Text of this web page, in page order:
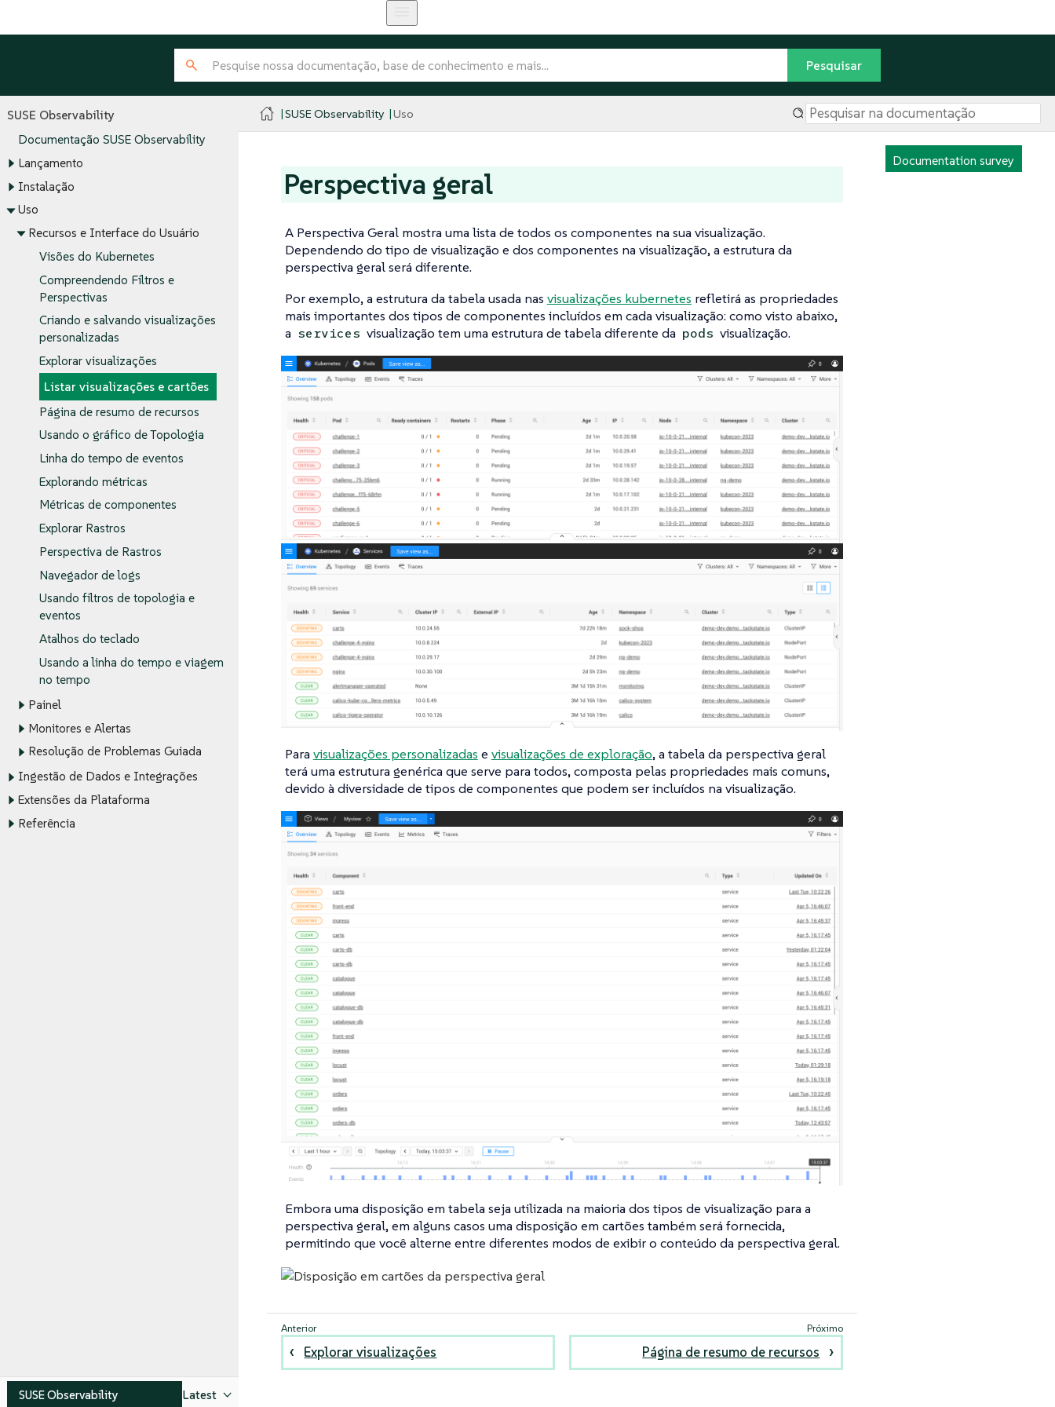
SUSE Observability
Documentação SUSE Observability
Lançamento
Instalação
Uso
Recursos e Interface do Usuário
Visões do Kubernetes
Compreendendo Filtros e
Perspectivas
Criando e salvando visualizações
personalizadas
Explorar visualizações
Listar visualizações e cartões
Página de resumo de recursos
Usando o gráfico de Topologia
Linha do tempo de eventos
Explorando métricas
Métricas de componentes
Explorar Rastros
Perspectiva de Rastros
Navegador de logs
Usando filtros de topologia e
eventos
Atalhos do teclado
Usando a linha do tempo e viagem
no tempo
Painel
Monitores e Alertas
Resolução de Problemas Guiada
Ingestão de Dados e Integrações
Extensões da Plataforma
Referência
SUSE Observability Latest
SUSE Observability Uso
Documentation survey
Perspectiva geral
A Perspectiva Geral mostra uma lista de todos os componentes na sua visualização.
Dependendo do tipo de visualização e dos componentes na visualização, a estrutura da
perspectiva geral será diferente.
Por exemplo, a estrutura da tabela usada nas visualizações kubernetes refletirá as propriedades
mais importantes dos tipos de componentes incluídos em cada visualização: como visto abaixo,
a services visualização tem uma estrutura de tabela diferente da pods visualização.
Para visualizações personalizadas e visualizações de exploração, a tabela da perspectiva geral
terá uma estrutura genérica que serve para todos, composta pelas propriedades mais comuns,
devido à diversidade de tipos de componentes que podem ser incluídos na visualização.
Embora uma disposição em tabela seja utilizada na maioria dos tipos de visualização para a
perspectiva geral, em alguns casos uma disposição em cartões também será fornecida,
permitindo que você alterne entre diferentes modos de exibir o conteúdo da perspectiva geral.
Explorar visualizações Página de resumo de recursos